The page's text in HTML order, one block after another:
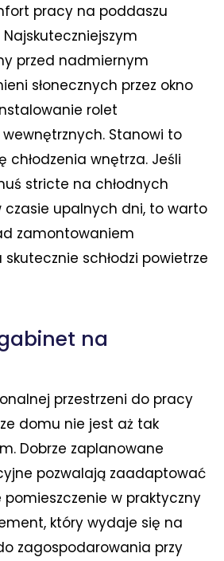
pracy na poddaszu
przed nadmiernym
słonecznych przez okno
rolet
Stanowi to
wnętrza. Jeśli
stricte na chłodnych
upalnych dni, to warto
zamontowaniem
schłodzi powietrze
na
przestrzeni do pracy
domu nie jest aż tak
Dobrze zaplanowane
pozwalają zaadaptować
pomieszczenie w praktyczny
który wydaje się na
zagospodarowania przy